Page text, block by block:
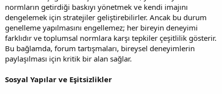
normların getirdiği baskıyı yönetmek ve kendi imajını
dengelemek için stratejiler geliştirebilirler. Ancak bu durum
genelleme yapılmasını engellemez; her bireyin deneyimi
farklıdır ve toplumsal normlara karşı tepkiler çeşitlilik gösterir.
Bu bağlamda, forum tartışmaları, bireysel deneyimlerin
paylaşılması için kritik bir alan sağlar.
Sosyal Yapılar ve Eşitsizlikler